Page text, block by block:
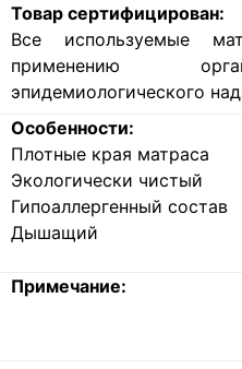
Товар сертифицирован:
Все используемые
применению
эпидемиологического
Особенности:
Плотные края матраса
Экологически чистый
Гипоаллергенный состав
Дышащий
Примечание: